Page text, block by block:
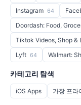
Instagram 64
Doordash: Food,
Tiktok Videos, Shop &
Lyft 64 Walmart:
카테고리 탐색
iOS Apps 가장 프라